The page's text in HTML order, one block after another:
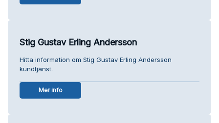
Stig Gustav Erling Andersson
Hitta information om Stig Gustav Erling Andersson
kundtjänst.
Mer info